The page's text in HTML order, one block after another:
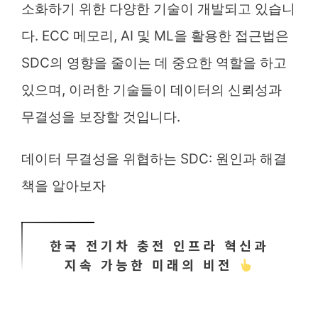
소화하기 위한 다양한 기술이 개발되고 있습니
다. ECC 메모리, AI 및 ML을 활용한 접근법은
SDC의 영향을 줄이는 데 중요한 역할을 하고
있으며, 이러한 기술들이 데이터의 신뢰성과
무결성을 보장할 것입니다.
데이터 무결성을 위협하는 SDC: 원인과 해결
책을 알아보자
한국 전기차 충전 인프라 혁신과
지속 가능한 미래의 비전